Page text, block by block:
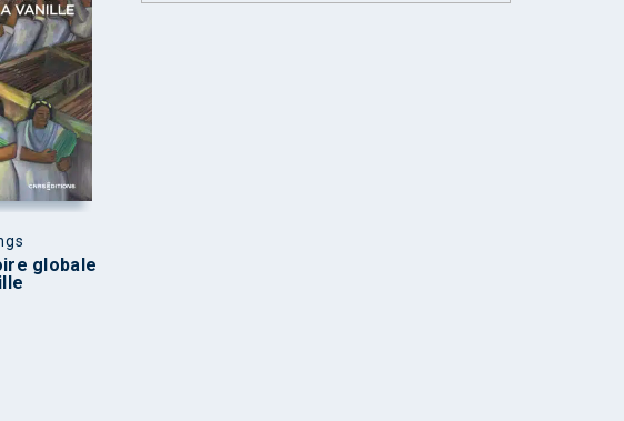
globale